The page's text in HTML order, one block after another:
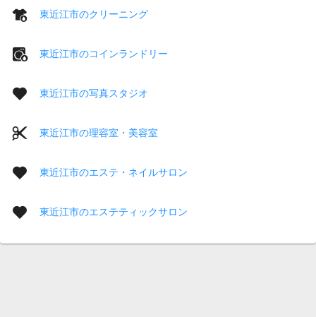
東近江市のクリーニング
東近江市のコインランドリー
東近江市の写真スタジオ
東近江市の理容室・美容室
東近江市のエステ・ネイルサロン
東近江市のエステティックサロン